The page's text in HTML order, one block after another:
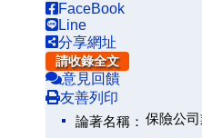
FaceBook
Line
分享網址
請收錄全文
意見回饋
友善列印
論著名稱： 保險公